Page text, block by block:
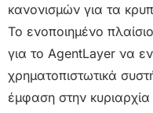
κανονισμών για τα
Το ενοποιημένο
για το AgentLayer να
χρηματοπιστωτικά
έμφαση στην